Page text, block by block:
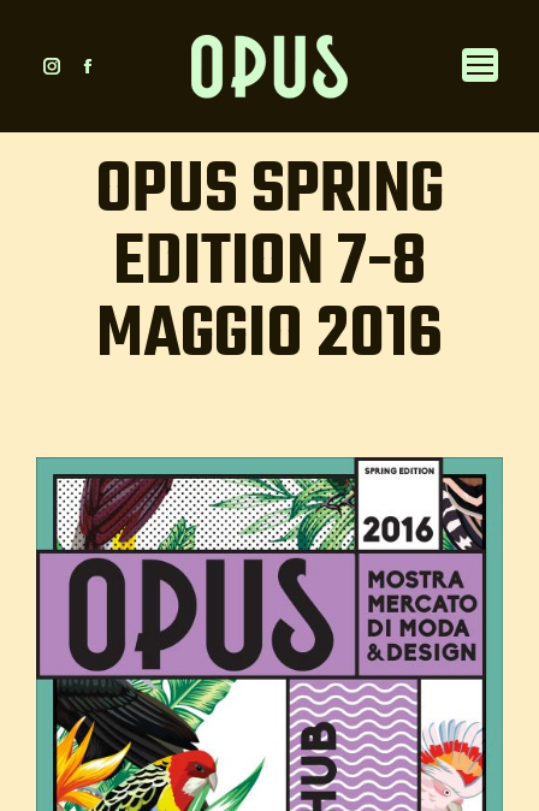
InstagramFacebook
in
new
window
OPUS SPRING
EDITION 7-8
MAGGIO 2016